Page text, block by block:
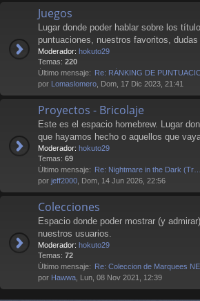
Juegos
Lugar donde poder hablar sobre los
puntuaciones, nuestros favoritos, dudas
Moderador: hokuto29
Temas: 220
Último mensaje: Re: RÁNKING DE
por Lomaslomero , Dom, 17 Dic 2023, 21:41
Proyectos - Bricolaje
Este es el espacio homebrew. Lugar
que hayamos hecho o aquellos que
Moderador: hokuto29
Temas: 69
Último mensaje: Re: Nightmare in the Dark (Tr…
por jeff2000 , Dom, 14 Jun 2026, 22:56
Colecciones
Espacio donde poder mostrar (y
nuestros usuarios.
Moderador: hokuto29
Temas: 72
Último mensaje: Re: Coleccion de Marquees
por Hawwa , Lun, 08 Nov 2021, 12:39